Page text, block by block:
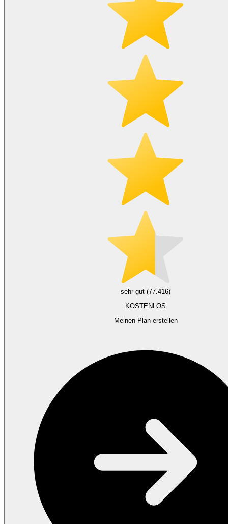
sehr gut (77.416)
KOSTENLOS
Meinen Plan erstellen